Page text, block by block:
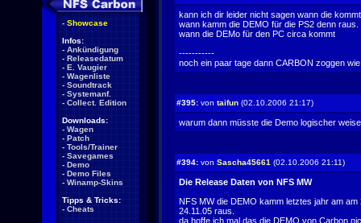
- Showcase
Infos:
- Ankündigung
- Releasedatum
- E. Vaugier
- Wagenliste
- Soundtrack
- Systemanf.
- Collect. Edition
Downloads:
- Wagen
- Patch
- Tools/Trainer
- Savegames
- Demo
- Demo Files
- Winamp-Skins
Tipps & Tricks:
- Cheats
kann ich dir leider nicht sagen wann die
wann kamm die DEMO für die PS2 denn
wann die DEMo für den PC circa kommt
-----------
noch ein paar tage dann CARBON zoggen wie
#395: von taifun (02.10.2006 21:17)
warum dann müsste die Demo logischer
#394: von Sascha45661 (02.10.2006 21:11)
Die Release Daten von NFS MW
NFS MW die DEMO kamm letztes jahr am
24.11.05 raus.
da hoffe ich mal das die DEMO von Carbon